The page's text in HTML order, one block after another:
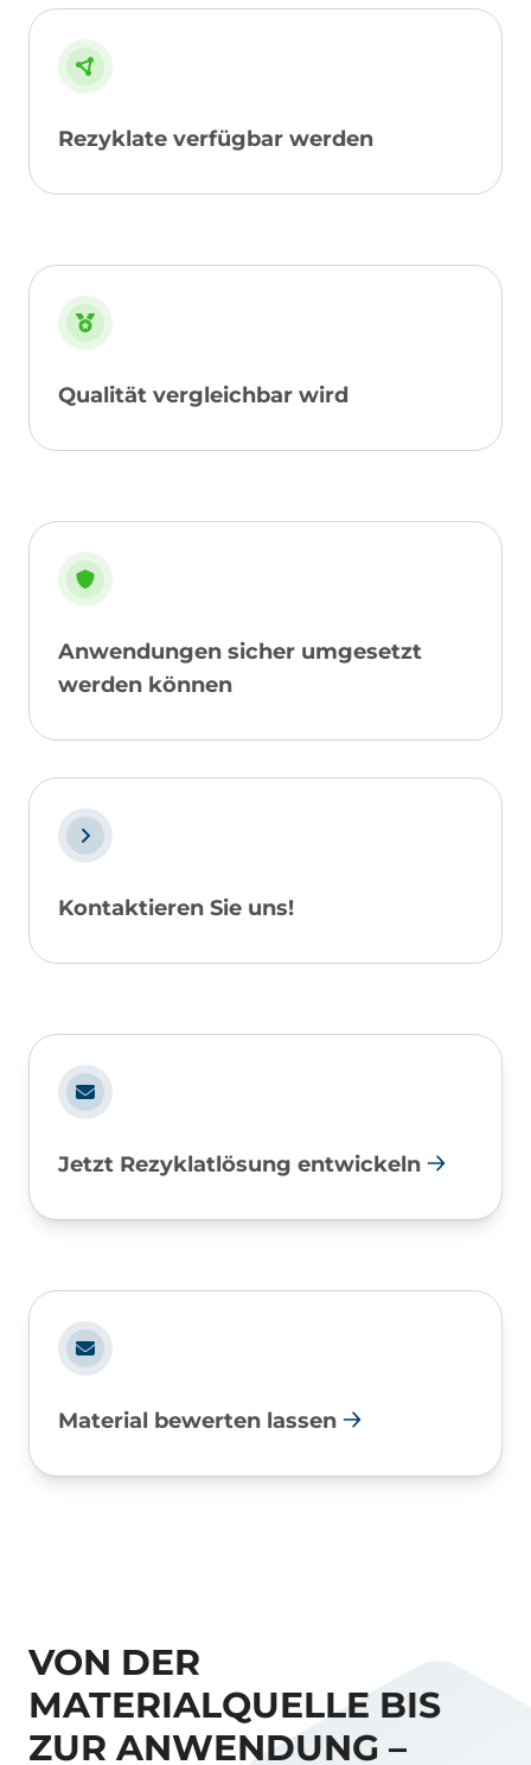
Rezyklate verfügbar werden
Qualität vergleichbar wird
Anwendungen sicher umgesetzt
werden können
Kontaktieren Sie uns!
Jetzt Rezyklatlösung entwickeln
Material bewerten lassen
VON DER
MATERIALQUELLE BIS
ZUR ANWENDUNG –